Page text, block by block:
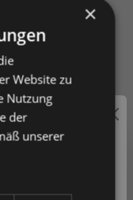
(brutto) und
angezeigt
×
Website zu
Nutzung
der
unserer